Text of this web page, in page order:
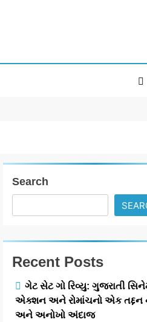
ઇન્ટરનેશનલ
સ્કુલ, અમદાવાદ
માઈન્ડમાં
ઇનોવેશન લાવવા
Search
Recent Posts
ગેટ સેટ ગો રિવ્યુ: ગુજરાતી
એક્શન અને રોમાંચનો એક તદ્દન
અને અનોખો અંદાજ